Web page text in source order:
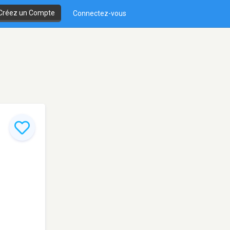
un Compte Connectez-vous